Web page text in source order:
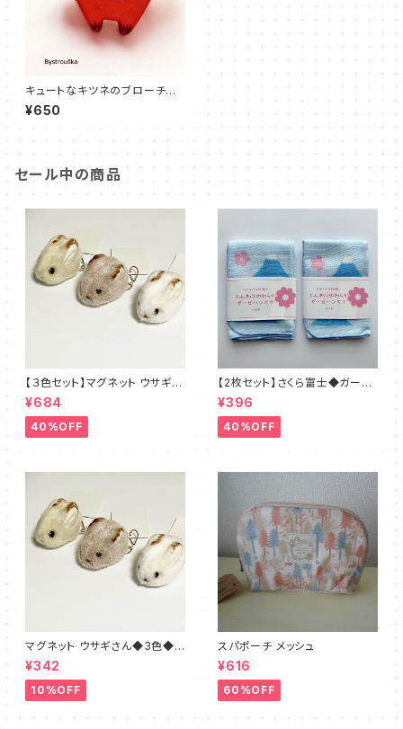
キュートなキツネのブローチ◆
ハンドメイド
¥650
セール中の商品
【３色セット】マグネット ウサギさ
ん◆ブラウン・ホワイト・ベージ
ュ
¥684
40%OFF
【2枚セット】さくら富士◆ガーゼ
のハンカチ 日本製
¥396
40%OFF
マグネット ウサギさん◆3色◆ブ
ラウン・ホワイト・ベージュ
¥342
10%OFF
スパポーチ メッシュ
¥616
60%OFF